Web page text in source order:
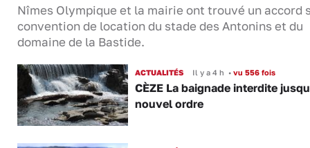
Nîmes Olympique et la mairie ont trouvé un accord
convention de location du stade des Antonins et du
domaine de la Bastide.
ACTUALITÉS Il y a 4 h •vu 556 fois
CÈZE La baignade interdite
nouvel ordre